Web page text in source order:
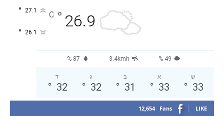
26.9
°
C
27.1
°
26.1
°
87 % 3.4kmh 49 %
ש
33
°
א
33
°
ב
31
°
ג
32
°
ד
32
°
12,654 Fans LIKE